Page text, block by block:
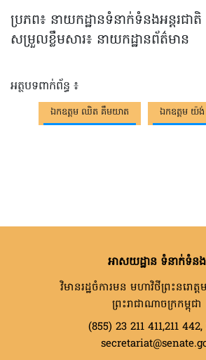
ប្រភព៖ នាយកដ្ឋានទំនាក់ទំនងអន្តរជាតិ
សម្រួលខ្លឹមសារ៖ នាយកដ្ឋានព័ត៌មាន
អត្ថបទពាក់ព័ន្ធ ៖
ឯកឧត្តម ឈិត គឹមយាត ឯកឧត្តម យ៉
អាសយដ្ឋាន ទំនាក់ទំនង
វិមានរដ្ឋចំការមន មហាវិថីព្រះនរោត្ត
ព្រះរាជាណាចក្រកម្ពុជា
(855) 23 211 411,211